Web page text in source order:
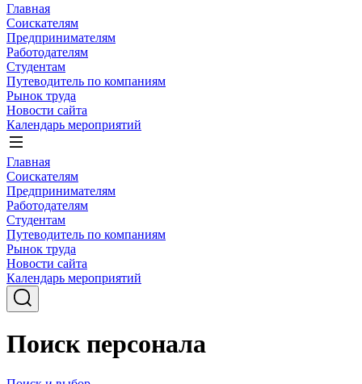
Главная
Соискателям
Предпринимателям
Работодателям
Студентам
Путеводитель по компаниям
Рынок труда
Новости сайта
Календарь мероприятий
Главная
Соискателям
Предпринимателям
Работодателям
Студентам
Путеводитель по компаниям
Рынок труда
Новости сайта
Календарь мероприятий
Поиск персонала